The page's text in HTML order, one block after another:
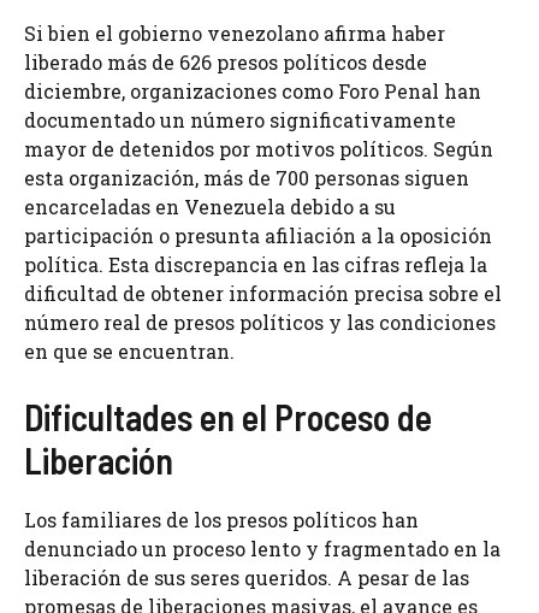
Si bien el gobierno venezolano afirma haber
liberado más de 626 presos políticos desde
diciembre, organizaciones como Foro Penal han
documentado un número significativamente
mayor de detenidos por motivos políticos. Según
esta organización, más de 700 personas siguen
encarceladas en Venezuela debido a su
participación o presunta afiliación a la oposición
política. Esta discrepancia en las cifras refleja la
dificultad de obtener información precisa sobre el
número real de presos políticos y las condiciones
en que se encuentran.
Dificultades en el Proceso de
Liberación
Los familiares de los presos políticos han
denunciado un proceso lento y fragmentado en la
liberación de sus seres queridos. A pesar de las
promesas de liberaciones masivas, el avance es